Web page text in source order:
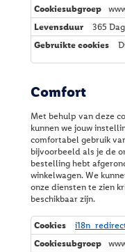
365
Comfort
Met behulp van deze
kunnen we jouw
comfortabel gebruik
bijvoorbeeld als je de
bestelling hebt
winkelwagen. We
onze diensten te zien
beschikbaar zijn.
C
o
m